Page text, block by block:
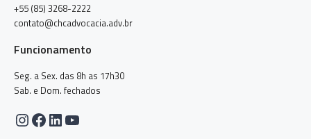
+55 (85) 3268-2222
contato@chcadvocacia.adv.br
Funcionamento
Seg. a Sex. das 8h as 17h30
Sab. e Dom. fechados
Instagram
Facebook
LinkedIn
Youtube